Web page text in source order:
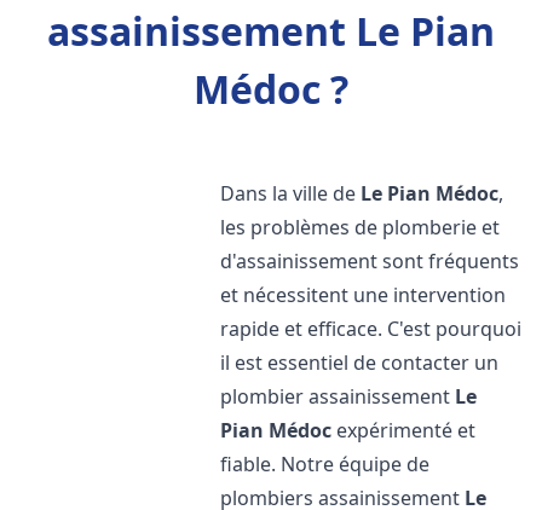
assainissement Le Pian
Médoc ?
Dans la ville de Le Pian Médoc,
les problèmes de plomberie et
d'assainissement sont fréquents
et nécessitent une intervention
rapide et efficace. C'est pourquoi
il est essentiel de contacter un
plombier assainissement Le
Pian Médoc expérimenté et
fiable. Notre équipe de
plombiers assainissement Le